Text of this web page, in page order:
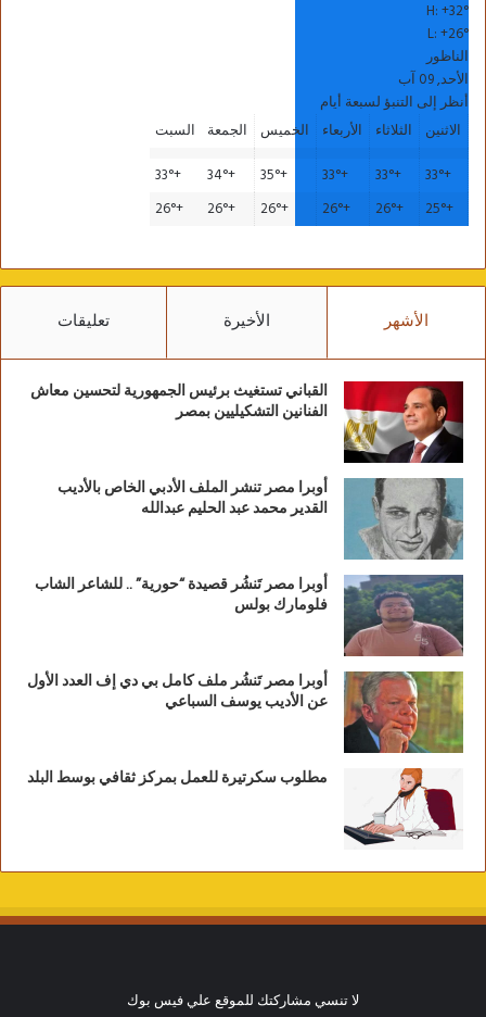
H:+32°
L:+26°
الناظور
الأحد, 09 آب
أنظر إلى التنبؤ لسبعة أيام
الاثنين
الثلاثاء الأربعاء الخميس الجمعة
السبت
+
33°
+
33°
+
33°
+
35°
+
34°
+
33°
+
25°
+
26°
+
26°
+
26°
+
26°
+
26°
الأشهر الأخيرة تعليقات
القباني تستغيث برئيس الجمهورية لتحسين معاش
الفنانين التشكيليين بمصر
أوبرا مصر تنشر الملف الأدبي الخاص بالأديب
القدير محمد عبد الحليم عبدالله
أوبرا مصر تَنشُر قصيدة “حورية” .. للشاعر الشاب
فلومارك بولس
أوبرا مصر تَنشُر ملف كامل بي دي إف العدد الأول
عن الأديب يوسف السباعي
مطلوب سكرتيرة للعمل بمركز ثقافي بوسط البلد
لا تنسي مشاركتك للموقع علي فيس بوك